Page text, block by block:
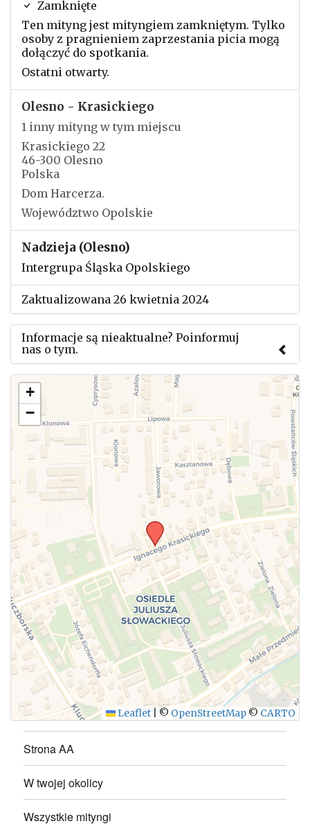
Zamknięte
Ten mityng jest mityngiem zamkniętym. Tylko
osoby z pragnieniem zaprzestania picia mogą
dołączyć do spotkania.
Ostatni otwarty.
Olesno - Krasickiego
1 inny mityng w tym miejscu
Krasickiego 22
46-300 Olesno
Polska
Dom Harcerza.
Województwo Opolskie
Nadzieja (Olesno)
Intergrupa Śląska Opolskiego
Zaktualizowana 26 kwietnia 2024
Informacje są nieaktualne? Poinformuj
nas o tym.
Użyj tego formularza aby przesłać informację o
zmianach w powyższym mityngu.
WYŚLIJ
+
−
Leaflet © OpenStreetMap © CARTO
Strona AA
W twojej okolicy
Wszystkie mityngi